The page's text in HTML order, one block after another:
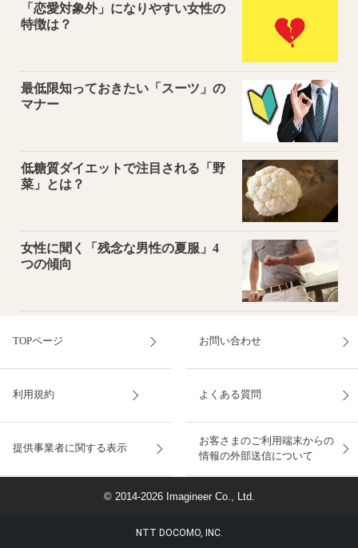
「恋愛対象外」になりやすい女性の
特徴は？
最低限知っておきたい「スーツ」の
マナー
低糖質ダイエットで注目される「野
菜」とは？
女性に聞く「残念な男性の夏服」4
つの傾向
TOPページ お問い合わせ
利用規約 よくある質問
提供事業者に関する表示
お客さまのご利用端末からの
情報の外部送信について
© 2014-2026 Imagineer Co., Ltd.
NTT DOCOMO, INC.